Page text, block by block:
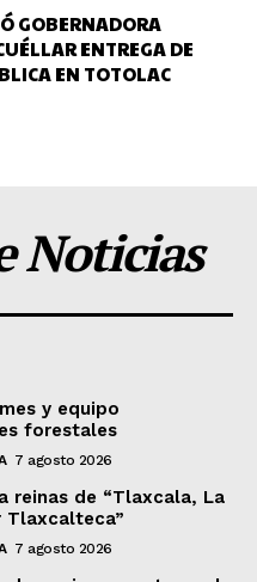
GOBERNADORA
ENTREGA DE
EN TOTOLAC
Noticias
y equipo
forestales
7 agosto 2026
reinas de “Tlaxcala, La
Tlaxcalteca”
7 agosto 2026